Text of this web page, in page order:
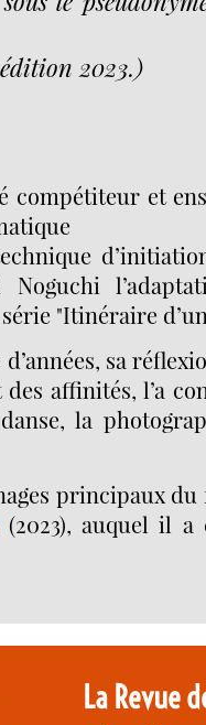
2023.)
compétiteur et
"Itinéraire
sa
affinités, l’a
la
principaux
(2023), auquel il
La Revue